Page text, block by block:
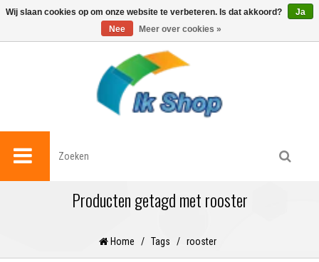
0
Producten getagd met rooster
Home / Tags / rooster
Wij slaan cookies op om onze website te verbeteren. Is dat akkoord?
Ja
Nee
Meer over cookies »